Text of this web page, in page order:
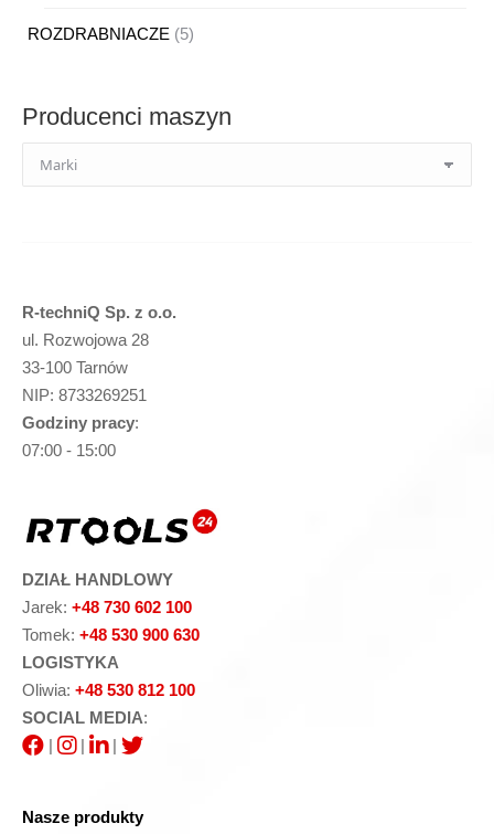
ROZDRABNIACZE
55
Producenci maszyn
R-techniQ Sp. z o.o.
ul. Rozwojowa 28
33-100 Tarnów
NIP: 8733269251
Godziny pracy:
07:00 - 15:00
DZIAŁ HANDLOWY
Jarek: +48 730 602 100
Tomek: +48 530 900 630
LOGISTYKA
Oliwia: +48 530 812 100
SOCIAL MEDIA:
|
| |
Nasze produkty